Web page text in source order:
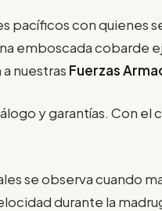
pacíficos con quienes
emboscada cobarde
nuestras Fuerzas
y garantías. Con el
se observa cuando
durante la